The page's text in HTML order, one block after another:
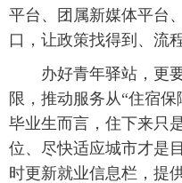
平台、团属新媒体平台
口，让政策找得到、流
办好青年驿站，更要
限，推动服务从“住宿
毕业生而言，住下来只
位、尽快适应城市才是
时更新就业信息栏，提